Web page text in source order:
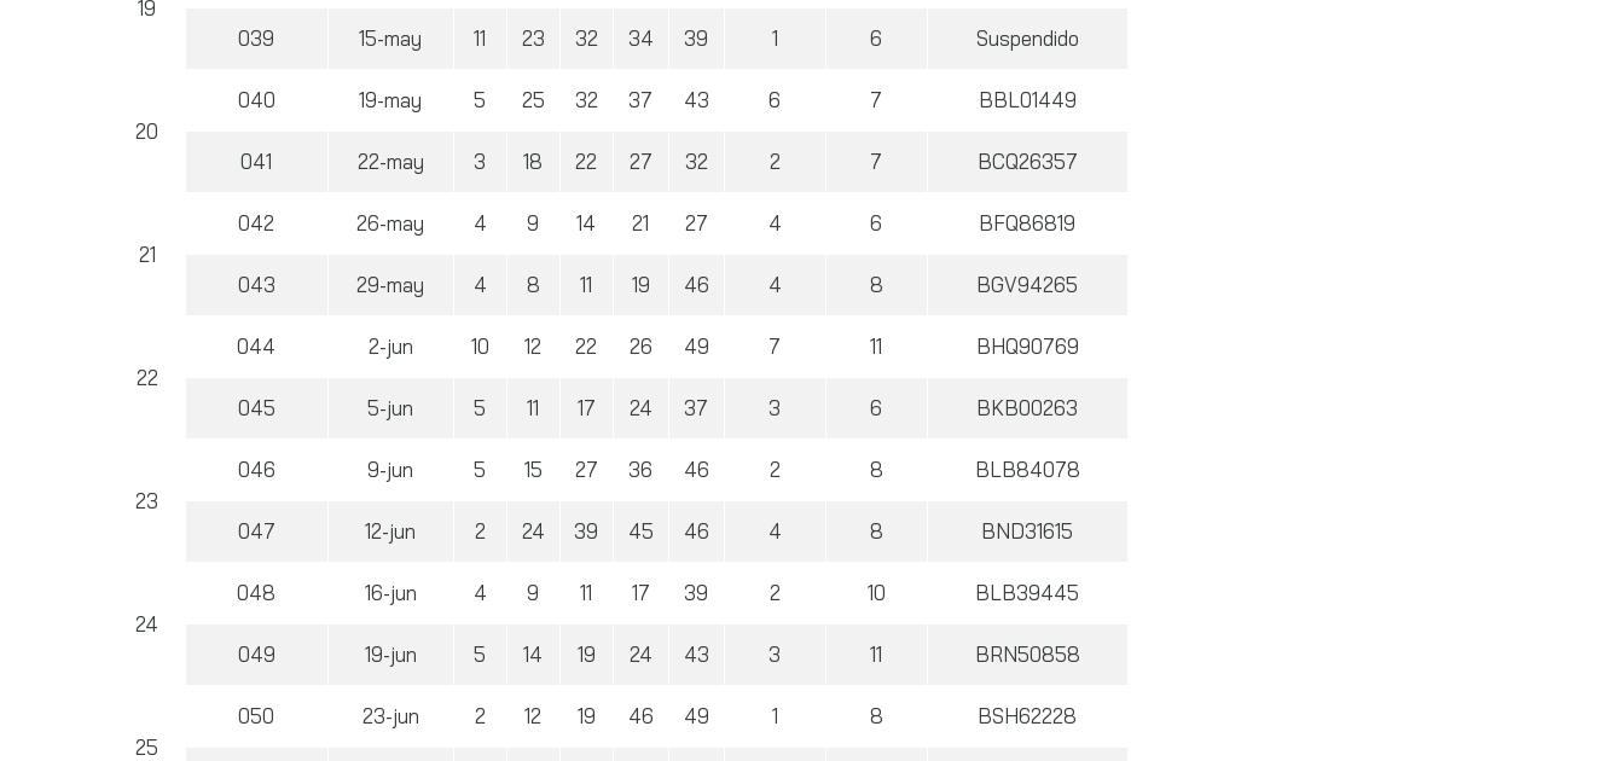
19
039 15-may 11 23 32 34 39 1 6 Suspendido
20
040 19-may 5 25 32 37 43 6 7 BBL01449
041 22-may 3 18 22 27 32 2 7 BCQ26357
21
042 26-may 4 9 14 21 27 4 6 BFQ86819
043 29-may 4 8 11 19 46 4 8 BGV94265
22
044 2-jun 10 12 22 26 49 7 11 BHQ90769
045 5-jun 5 11 17 24 37 3 6 BKB00263
23
046 9-jun 5 15 27 36 46 2 8 BLB84078
047 12-jun 2 24 39 45 46 4 8 BND31615
24
048 16-jun 4 9 11 17 39 2 10 BLB39445
049 19-jun 5 14 19 24 43 3 11 BRN50858
25
050 23-jun 2 12 19 46 49 1 8 BSH62228